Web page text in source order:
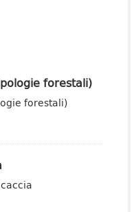
forestali)
forestali)